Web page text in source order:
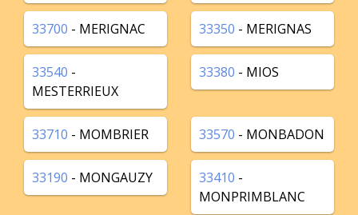
33700 - MERIGNAC 33350 - MERIGNAS
33540 -
MESTERRIEUX
33380 - MIOS
33710 - MOMBRIER 33570 - MONBADON
33190 - MONGAUZY 33410 -
MONPRIMBLANC